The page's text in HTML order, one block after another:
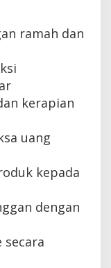
ramah dan
kerapian
uang
kepada
dengan
secara